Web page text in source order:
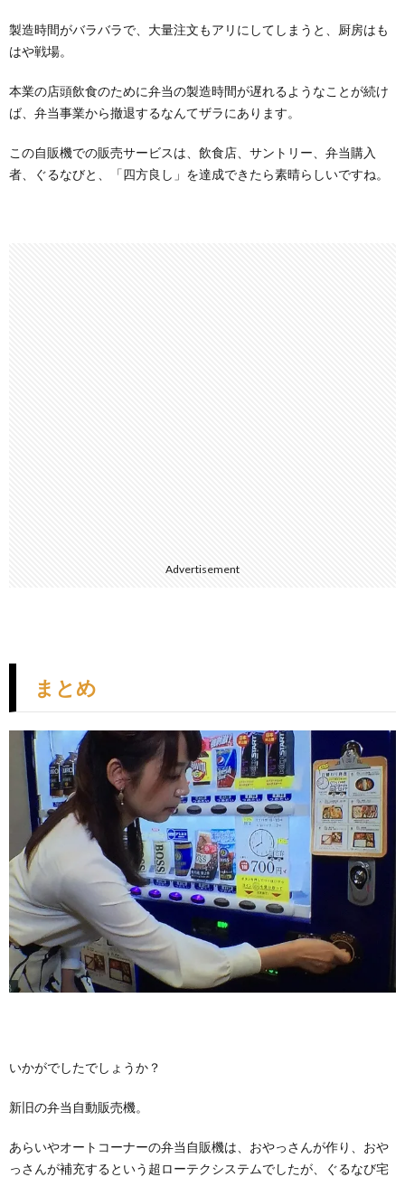
製造時間がバラバラで、大量注文もアリにしてしまうと、厨房はも
はや戦場。
本業の店頭飲食のために弁当の製造時間が遅れるようなことが続け
ば、弁当事業から撤退するなんてザラにあります。
この自販機での販売サービスは、飲食店、サントリー、弁当購入
者、ぐるなびと、「四方良し」を達成できたら素晴らしいですね。
Advertisement
まとめ
いかがでしたでしょうか？
新旧の弁当自動販売機。
あらいやオートコーナーの弁当自販機は、おやっさんが作り、おや
っさんが補充するという超ローテクシステムでしたが、ぐるなび宅